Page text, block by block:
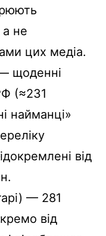
а не
цих медіа.
щоденні
(≈231
найманці»
від
— 281
від